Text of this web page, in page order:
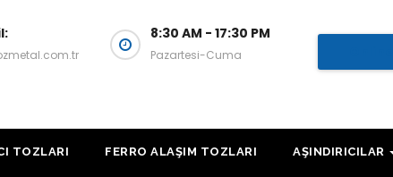
8:30 AM - 17:30 PM
Pazartesi-Cuma
TOZLARI FERRO ALAŞIM TOZLARI AŞINDIRICILAR